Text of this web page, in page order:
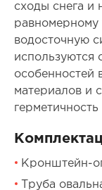
сходы снега и
равномерному
водосточную
используются
особенностей
материалов и
Кронштейн-
Труба